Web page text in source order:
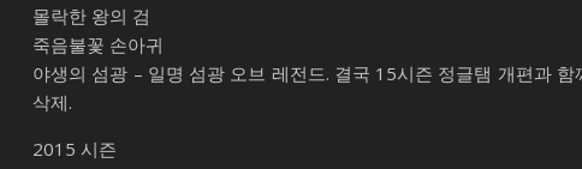
몰락한 왕의 검
죽음불꽃 손아귀
야생의 섬광 – 일명 섬광 오브 레전드. 결국 15시즌 정글탬 개편과 함
삭제.
2015 시즌